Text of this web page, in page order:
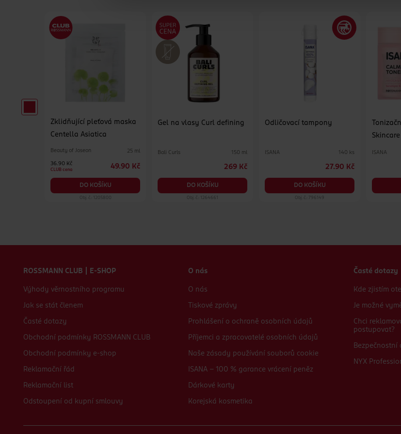
Zklidňující pleťová maska
Centella Asiatica
Beauty of Joseon 25 ml
36.90 Kč
CLUB cena 49.90 Kč
DO KOŠÍKU
Obj. č.: 1205800
Gel na vlasy Curl defining
Bali Curls 150 ml
269 Kč
DO KOŠÍKU
Obj. č.: 1264661
Odličovací tampony
ISANA 140 ks
27.90 Kč
DO KOŠÍKU
Obj. č.: 796149
Skincare
ISANA
ROSSMANN CLUB | E-SHOP
Výhody věrnostního programu
Jak se stát členem
Časté dotazy
Obchodní podmínky ROSSMANN CLUB
Obchodní podmínky e-shop
Reklamační řád
Reklamační list
Odstoupení od kupní smlouvy
O nás
O nás
Tiskové zprávy
Prohlášení o ochraně osobních údajů
Příjemci a zpracovatelé osobních údajů
Naše zásady používání souborů cookie
ISANA - 100 % garance vrácení peněz
Dárkové karty
Korejská kosmetika
Časté dotazy
Kde zjistím
Je možné
Chci
postupovat?
Bezpečnostní
NYX